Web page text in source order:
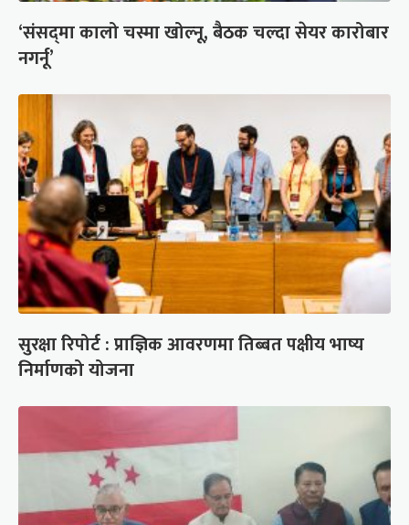
‘संसद्‍मा कालो चस्मा खोल्नू, बैठक चल्दा सेयर कारोबार
नगर्नू’
सुरक्षा रिपोर्ट : प्राज्ञिक आवरणमा तिब्बत पक्षीय भाष्य
निर्माणको योजना